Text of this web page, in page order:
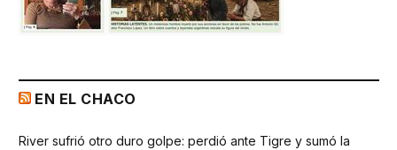
EN EL CHACO
River sufrió otro duro golpe: perdió ante Tigre y sumó la